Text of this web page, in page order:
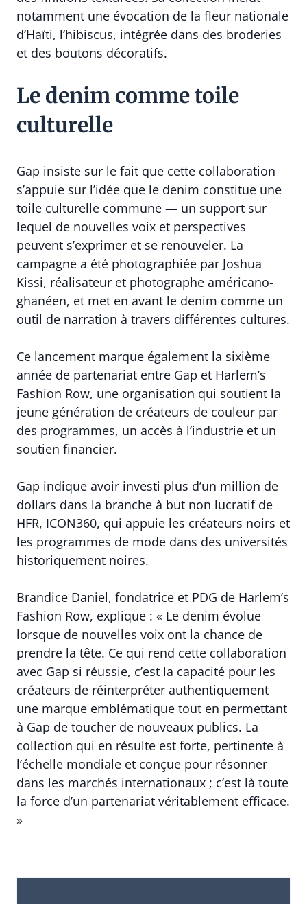
notamment une évocation de la fleur nationale
d’Haïti, l’hibiscus, intégrée dans des broderies
et des boutons décoratifs.
Le denim comme toile
culturelle
Gap insiste sur le fait que cette collaboration
s’appuie sur l’idée que le denim constitue une
toile culturelle commune — un support sur
lequel de nouvelles voix et perspectives
peuvent s’exprimer et se renouveler. La
campagne a été photographiée par Joshua
Kissi, réalisateur et photographe américano-
ghanéen, et met en avant le denim comme un
outil de narration à travers différentes cultures.
Ce lancement marque également la sixième
année de partenariat entre Gap et Harlem’s
Fashion Row, une organisation qui soutient la
jeune génération de créateurs de couleur par
des programmes, un accès à l’industrie et un
soutien financier.
Gap indique avoir investi plus d’un million de
dollars dans la branche à but non lucratif de
HFR, ICON360, qui appuie les créateurs noirs et
les programmes de mode dans des universités
historiquement noires.
Brandice Daniel, fondatrice et PDG de Harlem’s
Fashion Row, explique : « Le denim évolue
lorsque de nouvelles voix ont la chance de
prendre la tête. Ce qui rend cette collaboration
avec Gap si réussie, c’est la capacité pour les
créateurs de réinterpréter authentiquement
une marque emblématique tout en permettant
à Gap de toucher de nouveaux publics. La
collection qui en résulte est forte, pertinente à
l’échelle mondiale et conçue pour résonner
dans les marchés internationaux ; c’est là toute
la force d’un partenariat véritablement efficace.
»